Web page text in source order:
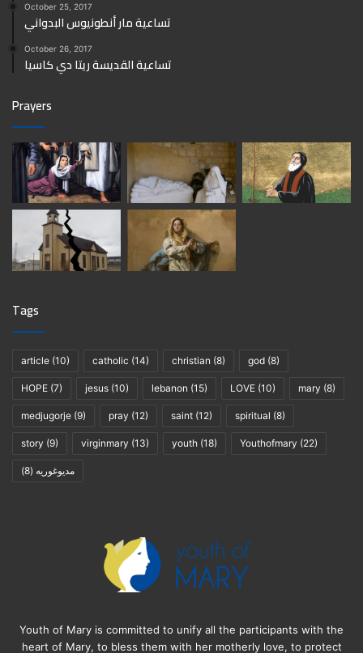
October 25, 2017
تساعية مار أنطونيوس البدواني
October 26, 2017
تساعية القديسة ريتا دي كاسيا
Prayers
Tags
article (10) catholic (14) christian (8) god (8)
HOPE (7) jesus (10) lebanon (15) LOVE (10) mary (8)
medjugorje (9) pray (12) saint (12) spiritual (8)
story (9) virginmary (13) youth (18) Youthofmary (22)
مديوغوريه (8)
Youth of Mary is committed to unify all the participants with the
heart of Mary, to bless them with her motherly love, to protect